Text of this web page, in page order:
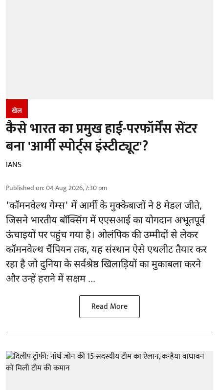
खेल
कैसे भारत का प्रमुख हाई-परफॉर्मेंस सेंटर
बना 'आर्मी स्पोर्ट्स इंस्टीट्यूट'?
IANS
Published on:04 Aug 2026, 7:30 pm
'कॉमनवेल्थ गेम्स' में आर्मी के मुक्केबाजों ने 8 मेडल जीते,
जिसने भारतीय बॉक्सिंग में एएसआई का योगदान अभूतपूर्व
ऊंचाइयों पर पहुंच गया है। ओलंपिक की उम्मीदों से लेकर
कॉमनवेल्थ चैंपियन तक, यह संस्थान ऐसे एथलीट तैयार कर
रहा है जो दुनिया के सर्वश्रेष्ठ खिलाड़ियों का मुकाबला करने
और उन्हें हराने में सक्षम ...
Read More